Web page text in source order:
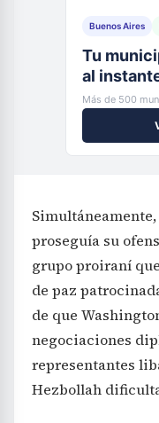
Buenos Aires
Tu
al
Más de 500
proseguía su
grupo proiraní
de paz
de que
negociaciones
representantes
Hezbollah